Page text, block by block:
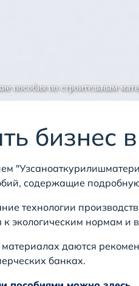
пособия по строительным
бизнес
содержащие
технологии
экологическим нормам и
даются
банках.